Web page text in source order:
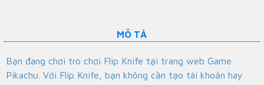
MÔ TẢ
Bạn đang chơi trò chơi Flip Knife tại trang web Game
Pikachu. Với Flip Knife, bạn không cần tạo tài khoản hay